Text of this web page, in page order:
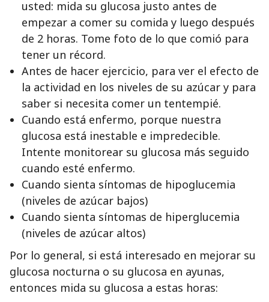
usted: mida su glucosa justo antes de
empezar a comer su comida y luego después
de 2 horas. Tome foto de lo que comió para
tener un récord.
Antes de hacer ejercicio, para ver el efecto de
la actividad en los niveles de su azúcar y para
saber si necesita comer un tentempié.
Cuando está enfermo, porque nuestra
glucosa está inestable e impredecible.
Intente monitorear su glucosa más seguido
cuando esté enfermo.
Cuando sienta síntomas de hipoglucemia
(niveles de azúcar bajos)
Cuando sienta síntomas de hiperglucemia
(niveles de azúcar altos)
Por lo general, si está interesado en mejorar su
glucosa nocturna o su glucosa en ayunas,
entonces mida su glucosa a estas horas: